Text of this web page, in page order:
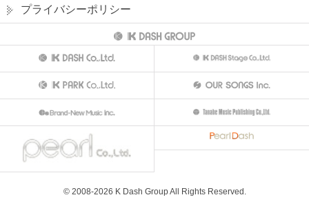
プライバシーポリシー
© 2008-2026 K Dash Group All Rights Reserved.